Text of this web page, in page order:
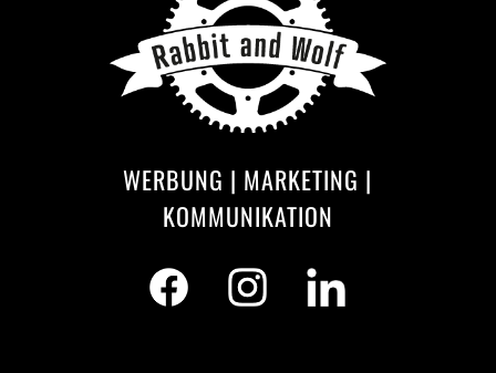
WERBUNG | MARKETING |
KOMMUNIKATION